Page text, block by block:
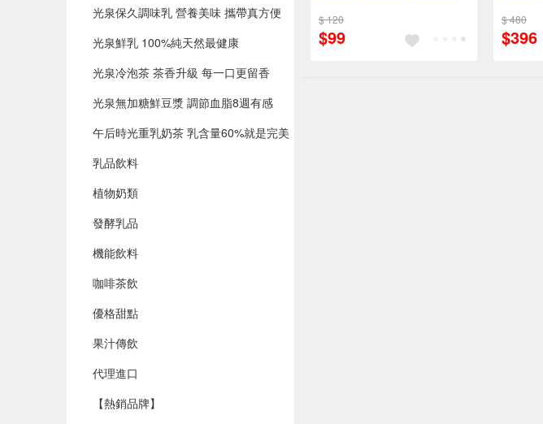
光泉保久調味乳 營養美味 攜帶真方便
光泉鮮乳 100%純天然最健康
光泉冷泡茶 茶香升級 每一口更留香
光泉無加糖鮮豆漿 調節血脂8週有感
午后時光重乳奶茶 乳含量60%就是完美
乳品飲料
植物奶類
發酵乳品
機能飲料
咖啡茶飲
優格甜點
果汁傳飲
代理進口
【熱銷品牌】
$ 120
$99
$ 480
$396